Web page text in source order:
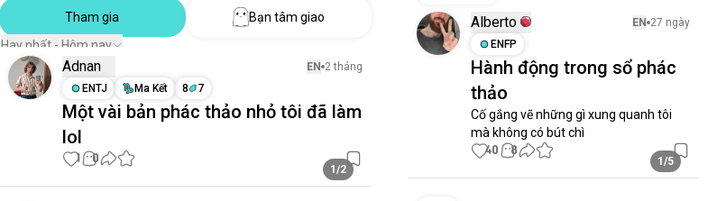
Tham gia
Bạn tâm giao
Hay nhất - Hôm nay
Adnan EN 2 tháng
ENTJ
Ma Kết 8 7
Một vài bản phác thảo nhỏ tôi đã làm
lol
1/2
1 0
Alberto EN 27 ngày
ENFP
Hành động trong sổ phác
thảo
Cố gắng vẽ những gì xung quanh tôi
mà không có bút chì
1/5
40 8